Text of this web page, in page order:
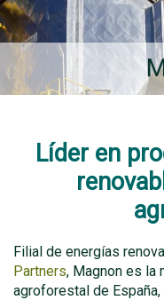
Líder en
Filial de energías
Partners, Magnon es la
agroforestal de